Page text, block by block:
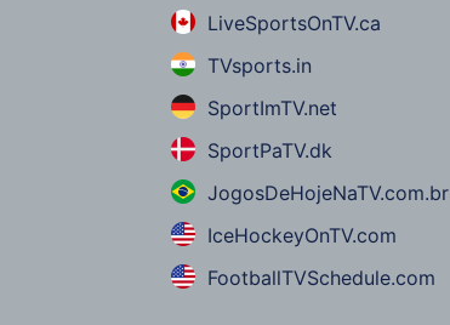
LiveSportsOnTV.ca
TVsports.in
SportImTV.net
SportPaTV.dk
JogosDeHojeNaTV.com.br
IceHockeyOnTV.com
FootballTVSchedule.com